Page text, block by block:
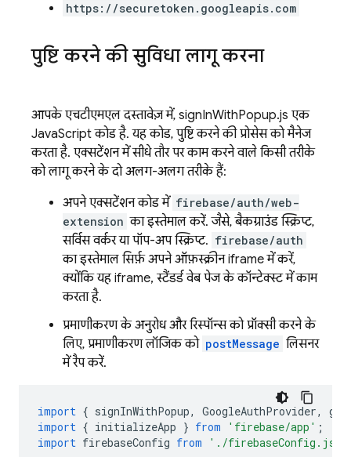
https://securetoken.googleapis.com
पुष्टि करने की सुविधा लागू करना
आपके एचटीएमएल दस्तावेज़ में, signInWithPopup.js एक
JavaScript कोड है. यह कोड, पुष्टि करने की प्रोसेस को मैनेज
करता है. एक्सटेंशन में सीधे तौर पर काम करने वाले किसी तरीके
को लागू करने के दो अलग-अलग तरीके हैं:
अपने एक्सटेंशन कोड में firebase/auth/web-
extension का इस्तेमाल करें. जैसे, बैकग्राउंड स्क्रिप्ट,
सर्विस वर्कर या पॉप-अप स्क्रिप्ट. firebase/auth
का इस्तेमाल सिर्फ़ अपने ऑफ़स्क्रीन iframe में करें,
क्योंकि यह iframe, स्टैंडर्ड वेब पेज के कॉन्टेक्स्ट में काम
करता है.
प्रमाणीकरण के अनुरोध और रिस्पॉन्स को प्रॉक्सी करने के
लिए, प्रमाणीकरण लॉजिक को postMessage लिसनर
में रैप करें.
import { signInWithPopup, GoogleAuthProvider,
import { initializeApp } from 'firebase/app' ;
import firebaseConfig from './firebaseConfig.js'